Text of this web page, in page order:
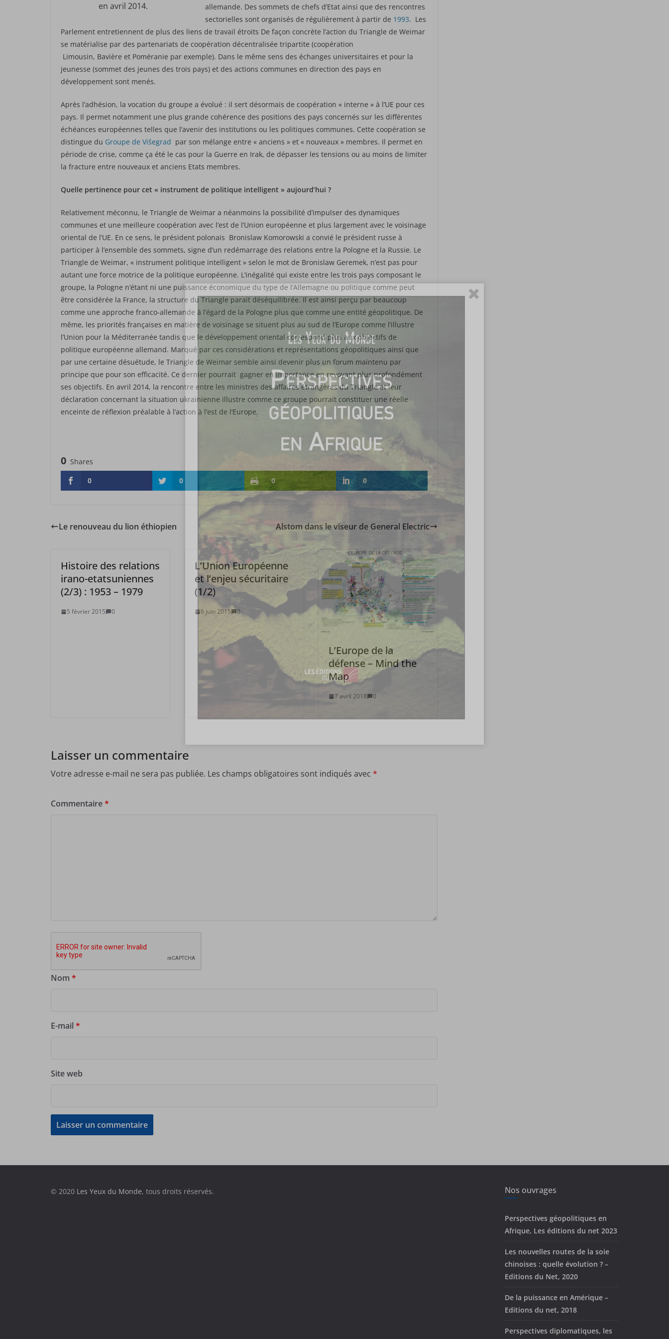
en avril 2014.
allemande. Des sommets de chefs d’Etat ainsi que des rencontres
sectorielles sont organisés de régulièrement à partir de 1993. Les
Parlement entretiennent de plus des liens de travail étroits De façon concrète l’action du Triangle de Weimar
se matérialise par des partenariats de coopération décentralisée tripartite (coopération
Limousin, Bavière et Poméranie par exemple). Dans le même sens des échanges universitaires et pour la
jeunesse (sommet des jeunes des trois pays) et des actions communes en direction des pays en
développement sont menés.
Après l’adhésion, la vocation du groupe a évolué : il sert désormais de coopération « interne » à l’UE pour ces
pays. Il permet notamment une plus grande cohérence des positions des pays concernés sur les différentes
échéances européennes telles que l’avenir des institutions ou les politiques communes. Cette coopération se
distingue du Groupe de Višegrad par son mélange entre « anciens » et « nouveaux » membres. Il permet en
période de crise, comme ça été le cas pour la Guerre en Irak, de dépasser les tensions ou au moins de limiter
la fracture entre nouveaux et anciens Etats membres.
Quelle pertinence pour cet « instrument de politique intelligent » aujourd’hui ?
Relativement méconnu, le Triangle de Weimar a néanmoins la possibilité d’impulser des dynamiques
communes et une meilleure coopération avec l’est de l’Union européenne et plus largement avec le voisinage
oriental de l’UE. En ce sens, le président polonais Bronislaw Komorowski a convié le président russe à
participer à l’ensemble des sommets, signe d’un redémarrage des relations entre la Pologne et la Russie. Le
Triangle de Weimar, « instrument politique intelligent » selon le mot de Bronislaw Geremek, n’est pas pour
autant une force motrice de la politique européenne. L’inégalité qui existe entre les trois pays composant le
groupe, la Pologne n’étant ni une puissance économique du type de l’Allemagne ou politique comme peut
être considérée la France, la structure du Triangle parait déséquilibrée. Il est ainsi perçu par beaucoup
comme une approche franco-allemande à l’égard de la Pologne plus que comme une entité géopolitique. De
même, les priorités françaises en matière de voisinage se situent plus au sud de l’Europe comme l’illustre
l’Union pour la Méditerranée tandis que le développement oriental correspond plus aux objectifs de
politique européenne allemand. Marqué par ces considérations et représentations géopolitiques ainsi que
par une certaine désuétude, le Triangle de Weimar semble ainsi devenir plus un forum maintenu par
principe que pour son efficacité. Ce dernier pourrait gagner en importance en revoyant plus profondément
ses objectifs. En avril 2014, la rencontre entre les ministres des affaires étrangères du Triangle et leur
déclaration concernant la situation ukrainienne illustre comme ce groupe pourrait constituer une réelle
enceinte de réflexion préalable à l’action à l’est de l’Europe.
0 Shares
0
0 0 0
Le renouveau du lion éthiopien Alstom dans le viseur de General Electric
Histoire des relations
irano-etatsuniennes
(2/3) : 1953 – 1979
5 février 2015 0
L’Union Européenne
et l’enjeu sécuritaire
(1/2)
8 juin 2015 0
L’Europe de la
défense – Mind the
Map
7 avril 2018 0
Laisser un commentaire
Votre adresse e-mail ne sera pas publiée. Les champs obligatoires sont indiqués avec *
Commentaire*
Nom *
E-mail *
Site web
© 2020 Les Yeux du Monde, tous droits réservés. Nos ouvrages
Perspectives géopolitiques en
Afrique, Les éditions du net 2023
Les nouvelles routes de la soie
chinoises : quelle évolution ? –
Editions du Net, 2020
De la puissance en Amérique –
Editions du net, 2018
Perspectives diplomatiques, les